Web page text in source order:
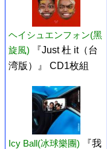
ヘイシュエンフォン(黑
旋風)
『Just 杜 it（台
湾版）』 CD1枚組
Icy Ball(冰球樂團)
『我